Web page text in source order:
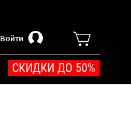
Войти
СКИДКИ ДО 50%